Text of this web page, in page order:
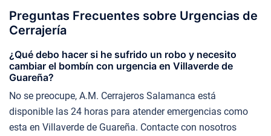
Preguntas Frecuentes sobre Urgencias de
Cerrajería
¿Qué debo hacer si he sufrido un robo y necesito
cambiar el bombín con urgencia en Villaverde de
Guareña?
No se preocupe, A.M. Cerrajeros Salamanca está
disponible las 24 horas para atender emergencias como
esta en Villaverde de Guareña. Contacte con nosotros